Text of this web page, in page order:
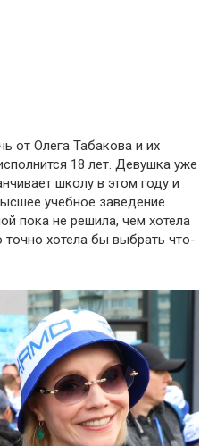
от Олега Табакова и их
18 лет. Девушка уже
школу в этом году и
учебное заведение.
пока не решила, чем хотела
хотела бы выбрать что-